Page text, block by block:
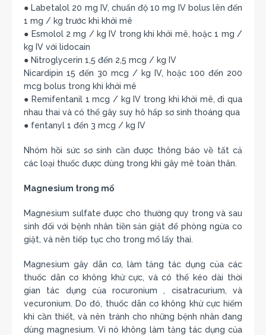
● Labetalol 20 mg IV, chuẩn độ 10 mg IV bolus lên đến
1 mg / kg trước khi khởi mê
● Esmolol 2 mg / kg IV trong khi khởi mê, hoặc 1 mg /
kg IV với lidocain
● Nitroglycerin 1,5 đến 2,5 mcg / kg IV
Nicardipin 15 đến 30 mcg / kg IV, hoặc 100 đến 200
mcg bolus trong khi khởi mê
● Remifentanil 1 mcg / kg IV trong khi khởi mê, đi qua
nhau thai và có thể gây suy hô hấp sơ sinh thoáng qua
● fentanyl 1 đến 3 mcg / kg IV
Nhóm hồi sức sơ sinh cần được thông báo về tất cả
các loại thuốc được dùng trong khi gây mê toàn thân.
Magnesium trong mổ
Magnesium sulfate được cho thường quy trong và sau
sinh đối với bệnh nhân tiền sản giật để phòng ngừa co
giật, và nên tiếp tục cho trong mổ lấy thai.
Magnesium gây dãn cơ, làm tăng tác dụng của các
thuốc dãn cơ không khử cực, và có thể kéo dài thời
gian tác dụng của rocuronium , cisatracurium, và
vecuronium. Do đó, thuốc dãn cơ không khử cực hiếm
khi cần thiết, và nên tránh cho những bệnh nhân đang
dùng magnesium. Vì nó không làm tăng tác dụng của